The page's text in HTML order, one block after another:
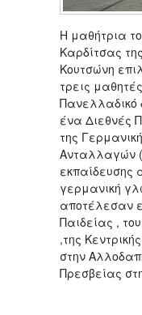
Η μαθήτρια
Καρδίτσας
Κουτσώνη
τρεις
Πανελλαδικό
ένα Διεθνές
της
Ανταλλαγών
γερμανική
αποτέλεσαν
Παιδείας ,
,της
στην
Πρεσβείας